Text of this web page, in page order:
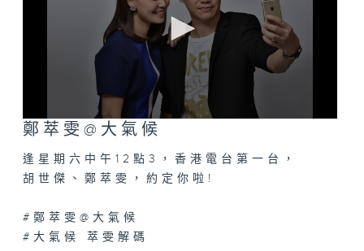
0
seconds
of
0
seconds
鄭萃雯@大氣候
逢星期六中午12點3，香港電台第一台，
胡世傑、鄭萃雯，約定你啦!
#鄭萃雯@大氣候
#大氣候 萃雯解碼